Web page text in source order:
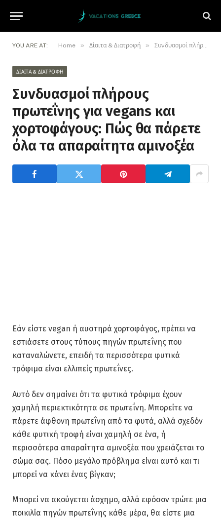
YOU ARE AT: Home » Δίαιτα & Διατροφή » Συνδυασμοί πλήρους πρωτεΐνης για vegans και χορτοφάγους: Πώς θα πάρετε όλα τα απαραίτητα αμινοξέα
ΔΊΑΙΤΑ & ΔΙΑΤΡΟΦΉ
Συνδυασμοί πλήρους
πρωτεΐνης για vegans και
χορτοφάγους: Πώς θα πάρετε
όλα τα απαραίτητα αμινοξέα
Εάν είστε vegan ή αυστηρά χορτοφάγος, πρέπει να
εστιάσετε στους τύπους πηγών πρωτεΐνης που
καταναλώνετε, επειδή τα περισσότερα φυτικά
τρόφιμα είναι ελλιπείς πρωτεΐνες.
Αυτό δεν σημαίνει ότι τα φυτικά τρόφιμα έχουν
χαμηλή περιεκτικότητα σε πρωτεΐνη. Μπορείτε να
πάρετε άφθονη πρωτεΐνη από τα φυτά, αλλά σχεδόν
κάθε φυτική τροφή είναι χαμηλή σε ένα, ή
περισσότερα απαραίτητα αμινοξέα που χρειάζεται το
σώμα σας. Πόσο μεγάλο πρόβλημα είναι αυτό και τι
μπορεί να κάνει ένας βίγκαν;
Μπορεί να ακούγεται άσχημο, αλλά εφόσον τρώτε μια
ποικιλία πηγών πρωτεΐνης κάθε μέρα, θα είστε μια